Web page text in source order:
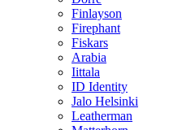
Finlayson
Firephant
Fiskars
Arabia
Iittala
ID Identity
Jalo Helsinki
Leatherman